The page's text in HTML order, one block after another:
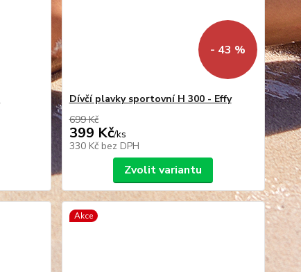
- 43 %
Dívčí plavky sportovní H 300 - Effy
699 Kč
399 Kč/ks
330 Kč bez DPH
Zvolit variantu
Akce